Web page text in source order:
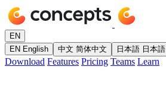
EN
EN English 中文 简体中文 日本語 日本語
Download Features Pricing Teams Learn